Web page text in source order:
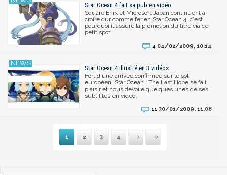
Star Ocean 4 fait sa pub en vidéo
Square Enix et Microsoft Japan continuent à
croire dur comme fer en Star Ocean 4, c'est
pourquoi il assure la promotion du titre via ce
petit spot.
4 04/02/2009, 10:14
Star Ocean 4 illustré en 3 vidéos
Fort d'une arrivée confirmée sur le sol
européen, Star Ocean : The Last Hope se fait
plaisir et nous dévoile quelques unes de ses
subtilités en vidéo.
11 30/01/2009, 11:08
1 2 3 4
Suivante
Dernière